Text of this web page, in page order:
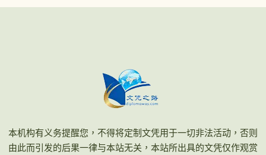
本机构有义务提醒您，不得将定制文凭用于一切非法活动，否则
由此而引发的后果一律与本站无关，本站所出具的文凭仅作观赏